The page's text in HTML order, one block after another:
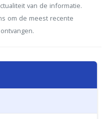
van de informatie.
om de meest recente